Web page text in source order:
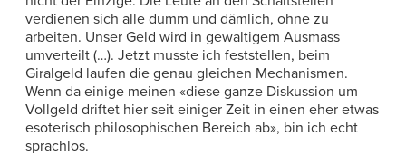
verdienen sich alle dumm und dämlich, ohne zu
arbeiten. Unser Geld wird in gewaltigem Ausmass
umverteilt (…). Jetzt musste ich feststellen, beim
Giralgeld laufen die genau gleichen Mechanismen.
Wenn da einige meinen «diese ganze Diskussion um
Vollgeld driftet hier seit einiger Zeit in einen eher etwas
esoterisch philosophischen Bereich ab», bin ich echt
sprachlos.